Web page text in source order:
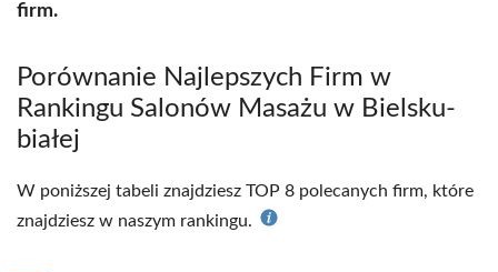
firm.
Porównanie Najlepszych Firm w
Rankingu Salonów Masażu w Bielsku-
białej
W poniższej tabeli znajdziesz TOP 8 polecanych firm, które
znajdziesz w naszym rankingu.